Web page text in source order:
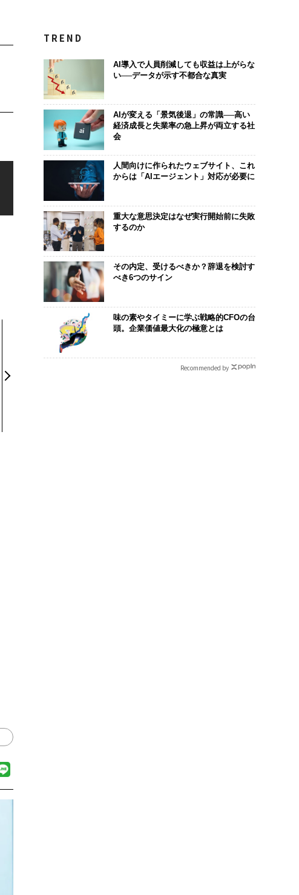
なぜ“眠っていた環境技
術”が、下水インフラを
変えたのか──産総研×
月島JFEアクアソリュー
挑戦は個から始まり、共
QAIN JAPAN 特別座談会
手にした「次
TREND
AI導入で人員削減しても収益は上がらな
い──データが示す不都合な真実
AIが変える「景気後退」の常識──高い
経済成長と失業率の急上昇が両立する社
会
人間向けに作られたウェブサイト、これ
からは「AIエージェント」対応が必要に
重大な意思決定はなぜ実行開始前に失敗
するのか
その内定、受けるべきか？辞退を検討す
べき6つのサイン
味の素やタイミーに学ぶ戦略的CFOの台
頭。企業価値最大化の極意とは
Recommended by